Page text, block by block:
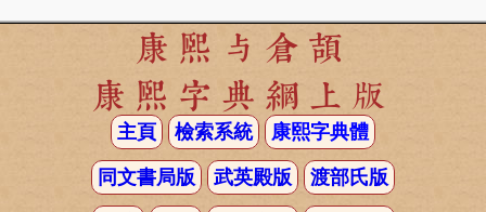
康熙与倉頡
康熙字典網上版
主頁 檢索系統 康熙字典體
同文書局版 武英殿版 渡部氏版